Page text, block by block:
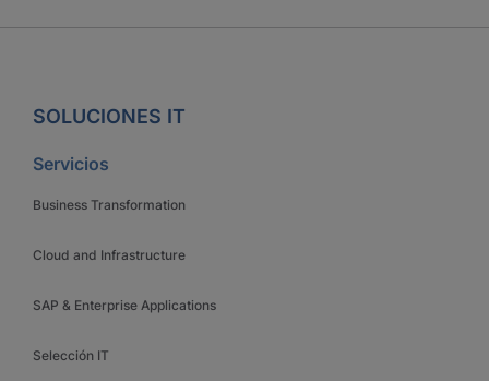
SOLUCIONES IT
Servicios
Business Transformation
Cloud and Infrastructure
SAP & Enterprise Applications
Selección IT